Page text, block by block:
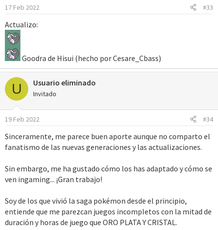
17 Feb 2022 #33
Actualizo:
Goodra de Hisui (hecho por Cesare_Cbass)
U Usuario eliminado
Invitado
19 Feb 2022 #34
Sinceramente, me parece buen aporte aunque no comparto el
fanatismo de las nuevas generaciones y las actualizaciones.
Sin embargo, me ha gustado cómo los has adaptado y cómo se
ven ingaming... ¡Gran trabajo!
Soy de los que vivió la saga pokémon desde el principio,
entiende que me parezcan juegos incompletos con la mitad de
duración y horas de juego que ORO PLATA Y CRISTAL.